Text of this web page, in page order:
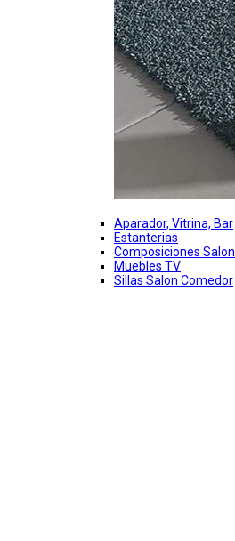
Aparador, Vitrina, Bar
Estanterias
Composiciones Salon
Muebles TV
Sillas Salon Comedor